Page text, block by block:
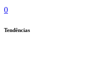
0
Tendências